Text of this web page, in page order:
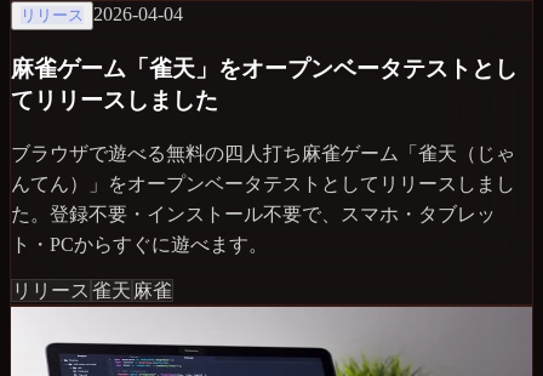
リリース
2026-04-04
麻雀ゲーム「雀天」をオープンベータテストとし
てリリースしました
ブラウザで遊べる無料の四人打ち麻雀ゲーム「雀天（じゃ
んてん）」をオープンベータテストとしてリリースしまし
た。登録不要・インストール不要で、スマホ・タブレッ
ト・PCからすぐに遊べます。
リリース 雀天 麻雀